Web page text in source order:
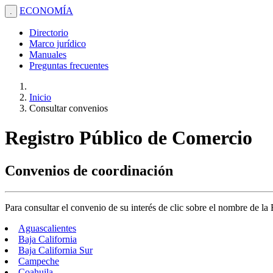
. ECONOMÍA
Directorio
Marco jurídico
Manuales
Preguntas frecuentes
Inicio
Consultar convenios
Registro Público de Comercio
Convenios de coordinación
Para consultar el convenio de su interés de clic sobre el nombre de la
Aguascalientes
Baja California
Baja California Sur
Campeche